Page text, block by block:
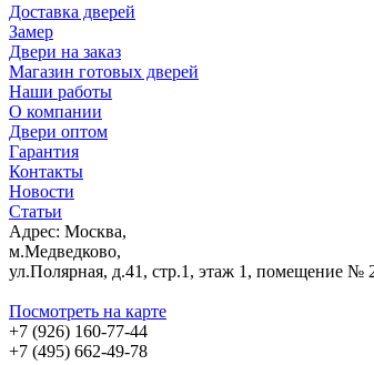
Доставка дверей
Замер
Двери на заказ
Магазин готовых дверей
Наши работы
О компании
Двери оптом
Гарантия
Контакты
Новости
Статьи
Адрес: Москва,
м.Медведково,
ул.Полярная, д.41, стр.1, этаж 1, помещение №
Посмотреть на карте
+7 (926) 160-77-44
+7 (495) 662-49-78